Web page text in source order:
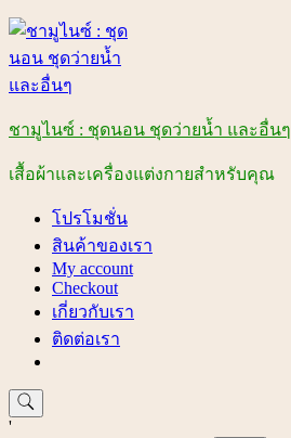
Skip
content
ชามูไนซ์ : ชุดนอน ชุดว่ายน้ำ และอื่นๆ
เสื้อผ้าและเครื่องแต่งกายสำหรับคุณ
โปรโมชั่น
สินค้าของเรา
My account
Checkout
เกี่ยวกับเรา
ติดต่อเรา
'